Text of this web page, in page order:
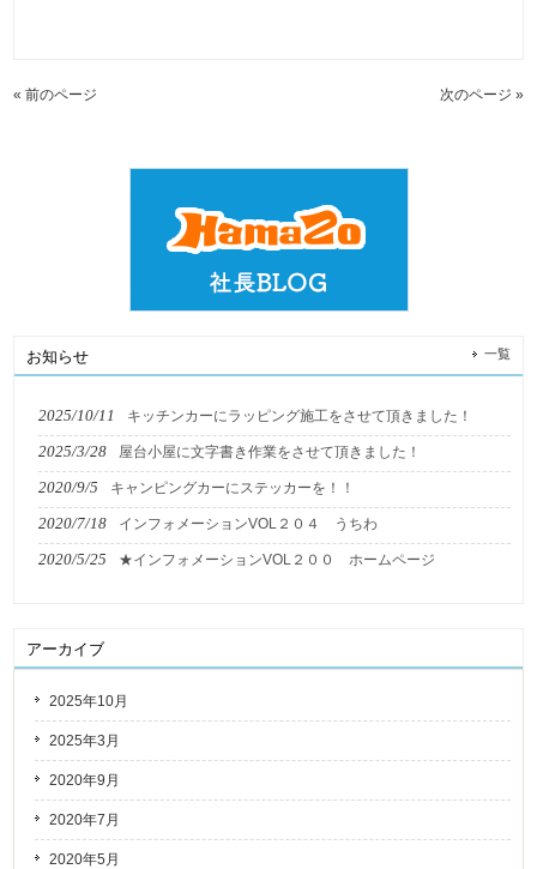
« 前のページ 次のページ »
お知らせ 一覧
2025/10/11 キッチンカーにラッピング施工をさせて頂きました！
2025/3/28 屋台小屋に文字書き作業をさせて頂きました！
2020/9/5 キャンピングカーにステッカーを！！
2020/7/18 インフォメーションVOL２０４ うちわ
2020/5/25 ★インフォメーションVOL２００ ホームページ
アーカイブ
2025年10月
2025年3月
2020年9月
2020年7月
2020年5月